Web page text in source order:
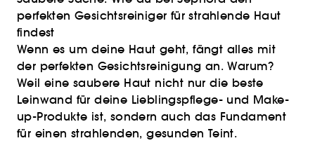
perfekten Gesichtsreiniger für strahlende Haut
findest
Wenn es um deine Haut geht, fängt alles mit
der perfekten Gesichtsreinigung an. Warum?
Weil eine saubere Haut nicht nur die beste
Leinwand für deine Lieblingspflege- und Make-
up-Produkte ist, sondern auch das Fundament
für einen strahlenden, gesunden Teint.